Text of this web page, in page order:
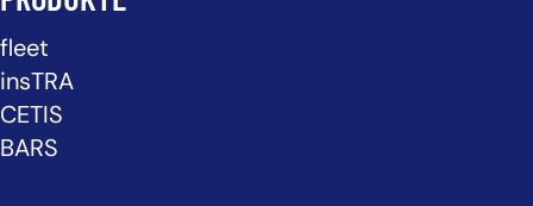
fleet
insTRA
CETIS
BARS